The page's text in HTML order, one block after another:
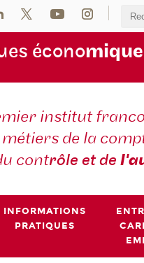
écono
institut
de la
contrôle et de
INFORMATIONS
PRATIQUES